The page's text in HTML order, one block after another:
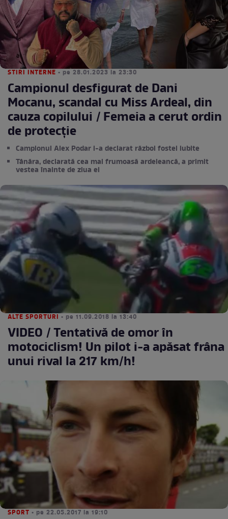
STIRI INTERNE • pe 28.01.2023 la 23:30
Campionul desfigurat de Dani
Mocanu, scandal cu Miss Ardeal, din
cauza copilului / Femeia a cerut ordin
de protecție
Campionul Alex Podar i-a declarat război fostei iubite
Tânăra, declarată cea mai frumoasă ardeleancă, a primit
vestea înainte de ziua ei
ALTE SPORTURI • pe 11.09.2018 la 13:40
VIDEO / Tentativă de omor în
motociclism! Un pilot i-a apăsat frâna
unui rival la 217 km/h!
SPORT • pe 22.05.2017 la 19:10